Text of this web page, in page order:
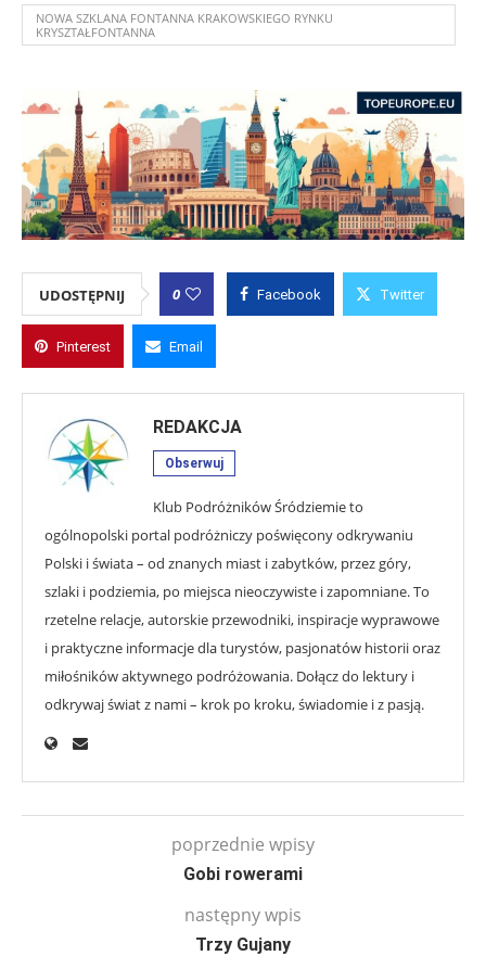
NOWA SZKLANA FONTANNA KRAKOWSKIEGO RYNKU
KRYSZTAŁFONTANNA
UDOSTĘPNIJ 0 Facebook Twitter
Pinterest Email
REDAKCJA
Obserwuj
Klub Podróżników Śródziemie to
ogólnopolski portal podróżniczy poświęcony odkrywaniu
Polski i świata – od znanych miast i zabytków, przez góry,
szlaki i podziemia, po miejsca nieoczywiste i zapomniane. To
rzetelne relacje, autorskie przewodniki, inspiracje wyprawowe
i praktyczne informacje dla turystów, pasjonatów historii oraz
miłośników aktywnego podróżowania. Dołącz do lektury i
odkrywaj świat z nami – krok po kroku, świadomie i z pasją.
poprzednie wpisy
Gobi rowerami
następny wpis
Trzy Gujany